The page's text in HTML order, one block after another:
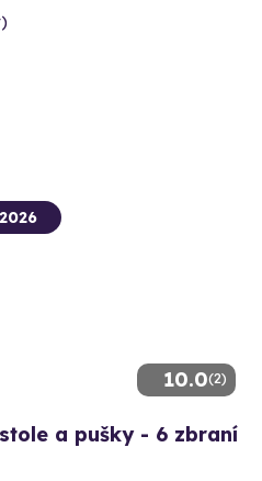
10.0(2)
a pušky - 6 zbraní